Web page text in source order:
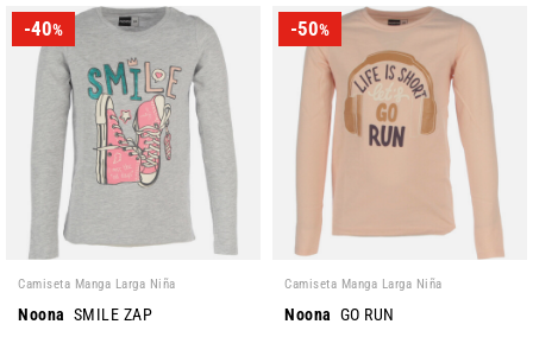
-40%
Camiseta Manga Larga Niña
Noona SMILE ZAP
-50%
Camiseta Manga Larga Niña
Noona GO RUN